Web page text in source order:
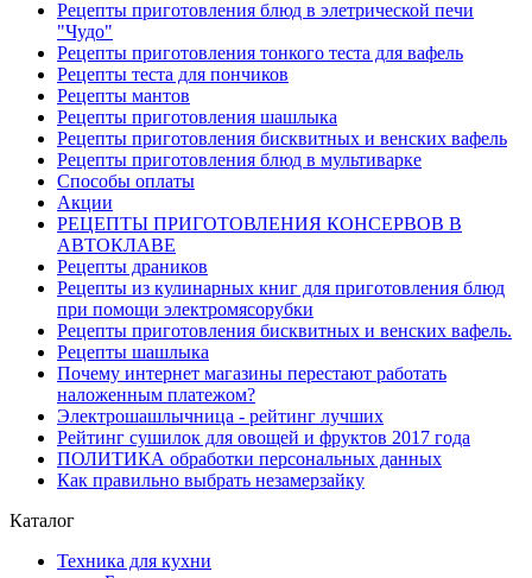
Рецепты приготовления блюд в элетрической печи
"Чудо"
Рецепты приготовления тонкого теста для вафель
Рецепты теста для пончиков
Рецепты мантов
Рецепты приготовления шашлыка
Рецепты приготовления бисквитных и венских вафель
Рецепты приготовления блюд в мультиварке
Способы оплаты
Акции
РЕЦЕПТЫ ПРИГОТОВЛЕНИЯ КОНСЕРВОВ В
АВТОКЛАВЕ
Рецепты драников
Рецепты из кулинарных книг для приготовления блюд
при помощи электромясорубки
Рецепты приготовления бисквитных и венских вафель.
Рецепты шашлыка
Почему интернет магазины перестают работать
наложенным платежом?
Электрошашлычница - рейтинг лучших
Рейтинг сушилок для овощей и фруктов 2017 года
ПОЛИТИКА обработки персональных данных
Как правильно выбрать незамерзайку
Каталог
Техника для кухни